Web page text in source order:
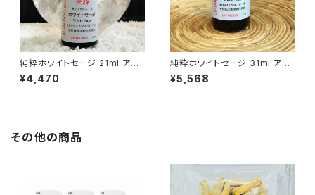
純粋ホワイトセージ 21ml アロ
マオイル
¥4,470
純粋ホワイトセージ 31ml アロ
マオイル
¥5,568
その他の商品